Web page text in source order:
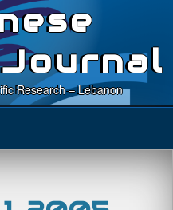
Research – Lebanon